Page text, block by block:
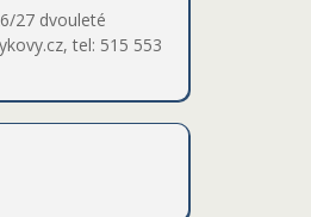
27 dvouleté
tel: 515 553